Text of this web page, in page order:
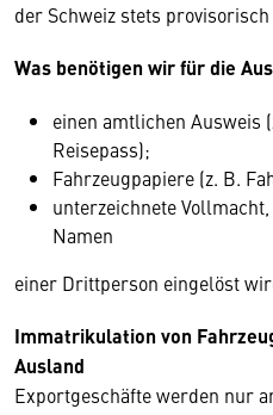
der Schweiz stets
Was benötigen wir für die
einen amtlichen Ausweis
Reisepass);
Fahrzeugpapiere (z. B.
unterzeichnete
Namen
einer Drittperson eingelöst
Immatrikulation von
Ausland
Exportgeschäfte werden nur